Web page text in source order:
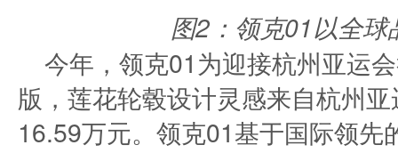
图2：领克01以全
今年，领克01为迎接杭州亚运
版，莲花轮毂设计灵感来自杭州
16.59万元。领克01基于国际领先